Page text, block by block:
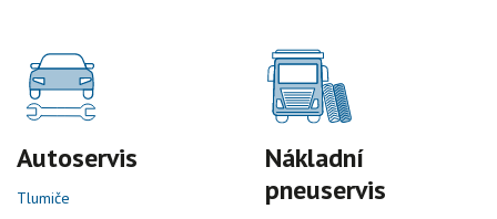
Autoservis
Tlumiče
Nákladní
pneuservis